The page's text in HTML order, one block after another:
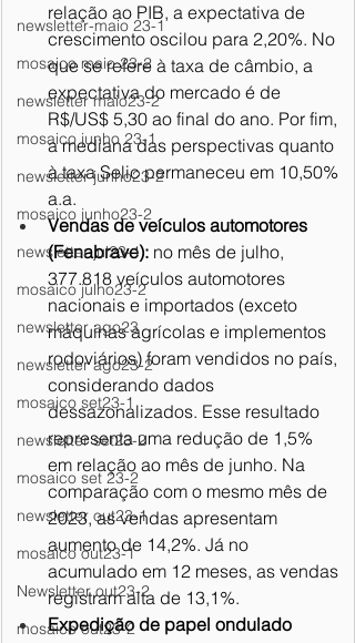
newsletter-maio 23-1
mosaico maio 23-2
newsletter maio23-2
mosaico junho 23-1
newsletter junho23-2
mosaico junho23-2
newsletter jul23-1
mosaico julho23-2
newsletter ago23
newsletter ago23-2
mosaico set23-1
newsletter set23-2
mosaico set 23-2
newsletter out23-1
mosaico out23-1
Newsletter out23-2
mosaico out23-2
relação ao PIB, a expectativa de
crescimento oscilou para 2,20%. No
que se refere à taxa de câmbio, a
expectativa do mercado é de
R$/US$ 5,30 ao final do ano. Por fim,
a mediana das perspectivas quanto
à taxa Selic permaneceu em 10,50%
a.a.
Vendas de veículos automotores
(Fenabrave): no mês de julho,
377.818 veículos automotores
nacionais e importados (exceto
máquinas agrícolas e implementos
rodoviários) foram vendidos no país,
considerando dados
dessazonalizados. Esse resultado
representa uma redução de 1,5%
em relação ao mês de junho. Na
comparação com o mesmo mês de
2023, as vendas apresentam
aumento de 14,2%. Já no
acumulado em 12 meses, as vendas
registram alta de 13,1%.
Expedição de papel ondulado